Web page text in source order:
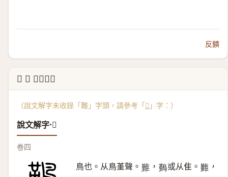
反饋
↳ 𪅀 說文解字
（說文解字未收錄「難」字頭，請參考「𪅀 」字：）
說文解字·𪅀
卷四
鳥也。从鳥堇聲。 𩀤 ， 𪅀 或从隹。 𩁚
，